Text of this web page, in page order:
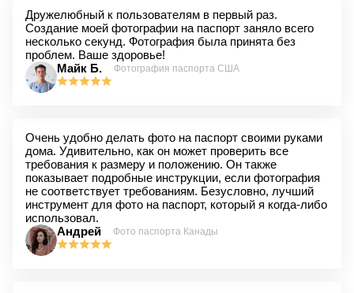
Дружелюбный к пользователям в первый раз.
Создание моей фотографии на паспорт заняло всего
несколько секунд. Фотография была принята без
проблем. Ваше здоровье!
Майк Б.
Фотография паспорта США
Очень удобно делать фото на паспорт своими руками
дома. Удивительно, как он может проверить все
требования к размеру и положению. Он также
показывает подробные инструкции, если фотография
не соответствует требованиям. Безусловно, лучший
инструмент для фото на паспорт, который я когда-либо
использовал.
Андрей
Фото паспорта Канады